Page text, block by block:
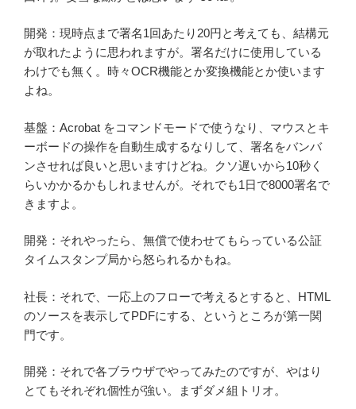
開発：現時点まで署名1回あたり20円と考えても、結構元
が取れたように思われますが。署名だけに使用している
わけでも無く。時々OCR機能とか変換機能とか使います
よね。
基盤：Acrobat をコマンドモードで使うなり、マウスとキ
ーボードの操作を自動生成するなりして、署名をバンバ
ンさせれば良いと思いますけどね。クソ遅いから10秒く
らいかかるかもしれませんが。それでも1日で8000署名で
きますよ。
開発：それやったら、無償で使わせてもらっている公証
タイムスタンプ局から怒られるかもね。
社長：それで、一応上のフローで考えるとすると、HTML
のソースを表示してPDFにする、というところが第一関
門です。
開発：それで各ブラウザでやってみたのですが、やはり
とてもそれぞれ個性が強い。まずダメ組トリオ。